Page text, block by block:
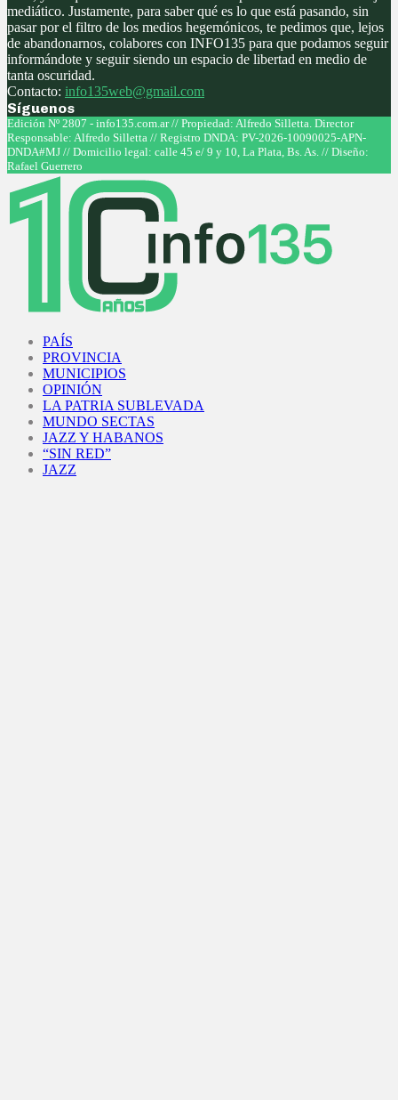
mediático. Justamente, para saber qué es lo que está pasando, sin
pasar por el filtro de los medios hegemónicos, te pedimos que, lejos
de abandonarnos, colabores con INFO135 para que podamos seguir
informándote y seguir siendo un espacio de libertad en medio de
tanta oscuridad.
Contacto: info135web@gmail.com
Síguenos
Facebook
Twitter
Instagram
Youtube
Edición Nº 2807 - info135.com.ar // Propiedad: Alfredo Silletta. Director
Responsable: Alfredo Silletta // Registro DNDA: PV-2026-10090025-APN-
DNDA#MJ // Domicilio legal: calle 45 e/ 9 y 10, La Plata, Bs. As. // Diseño:
Rafael Guerrero
PAÍS
PROVINCIA
MUNICIPIOS
OPINIÓN
LA PATRIA SUBLEVADA
MUNDO SECTAS
JAZZ Y HABANOS
“SIN RED”
JAZZ